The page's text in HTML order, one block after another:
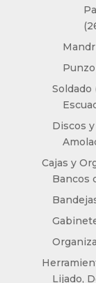
Soldado
Discos
Cajas y
Bancos
Lijado,